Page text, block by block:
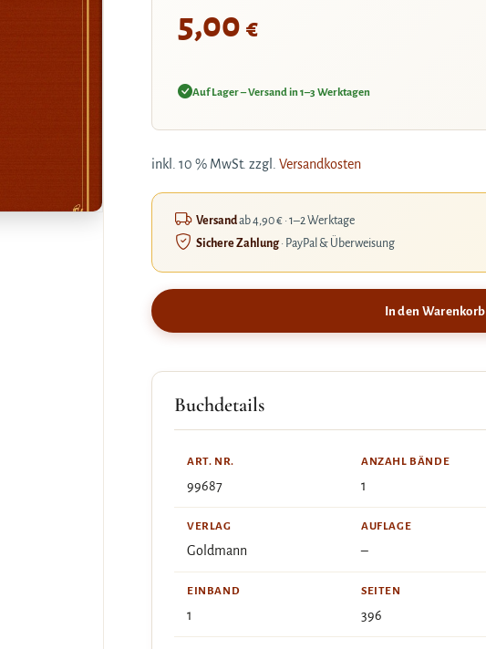
5,00 €
Auf Lager – Versand in 1–3 Werktagen
inkl. 10 % MwSt. zzgl. Versandkosten
Versandab 4,90 € · 1–2 Werktage
Sichere Zahlung· PayPal & Überweisung
In den Warenkorb
Buchdetails
ART. NR.
99687
ANZAHL BÄNDE
1
VERLAG
Goldmann
AUFLAGE
–
EINBAND
1
SEITEN
396